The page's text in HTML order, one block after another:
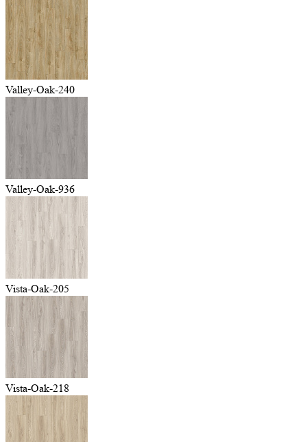
Valley-Oak-240
Valley-Oak-936
Vista-Oak-205
Vista-Oak-218